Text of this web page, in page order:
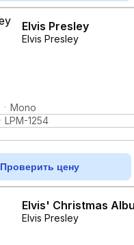
Elvis Presley
Elvis Presley
Mono
LPM-1254
Проверить цену
Elvis' Christmas
Elvis Presley